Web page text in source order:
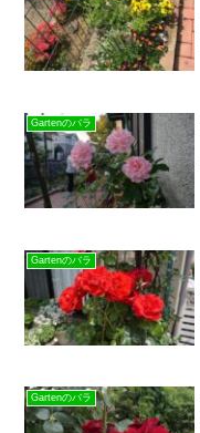
Gartenのバラ
Gartenのバラ
Gartenのバラ